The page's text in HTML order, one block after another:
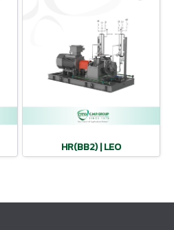
HR(BB2) | LEO